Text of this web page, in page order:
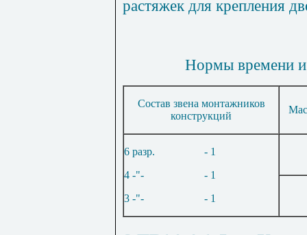
растяжек для крепления
Нормы времени и
Состав звена монтажников
конструкций
6 разр.
- 1
4 -"-
- 1
3 -"-
- 1